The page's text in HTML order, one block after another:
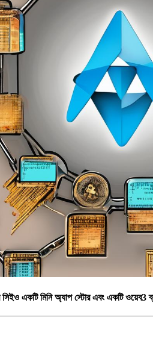
একটি মিনি অ্যাপ স্টোর এবং একটি ওয়েব3